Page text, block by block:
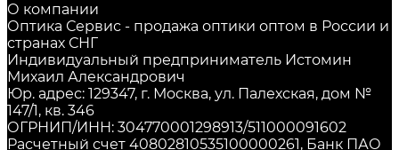
О компании
Оптика Сервис - продажа оптики оптом в России и
странах СНГ
Индивидуальный предприниматель Истомин
Михаил Александрович
Юр. адрес: 129347, г. Москва, ул. Палехская, дом №
147/1, кв. 346
ОГРНИП/ИНН: 304770001298913/511000091602
Расчетный счет 40802810535100000261, Банк ПАО